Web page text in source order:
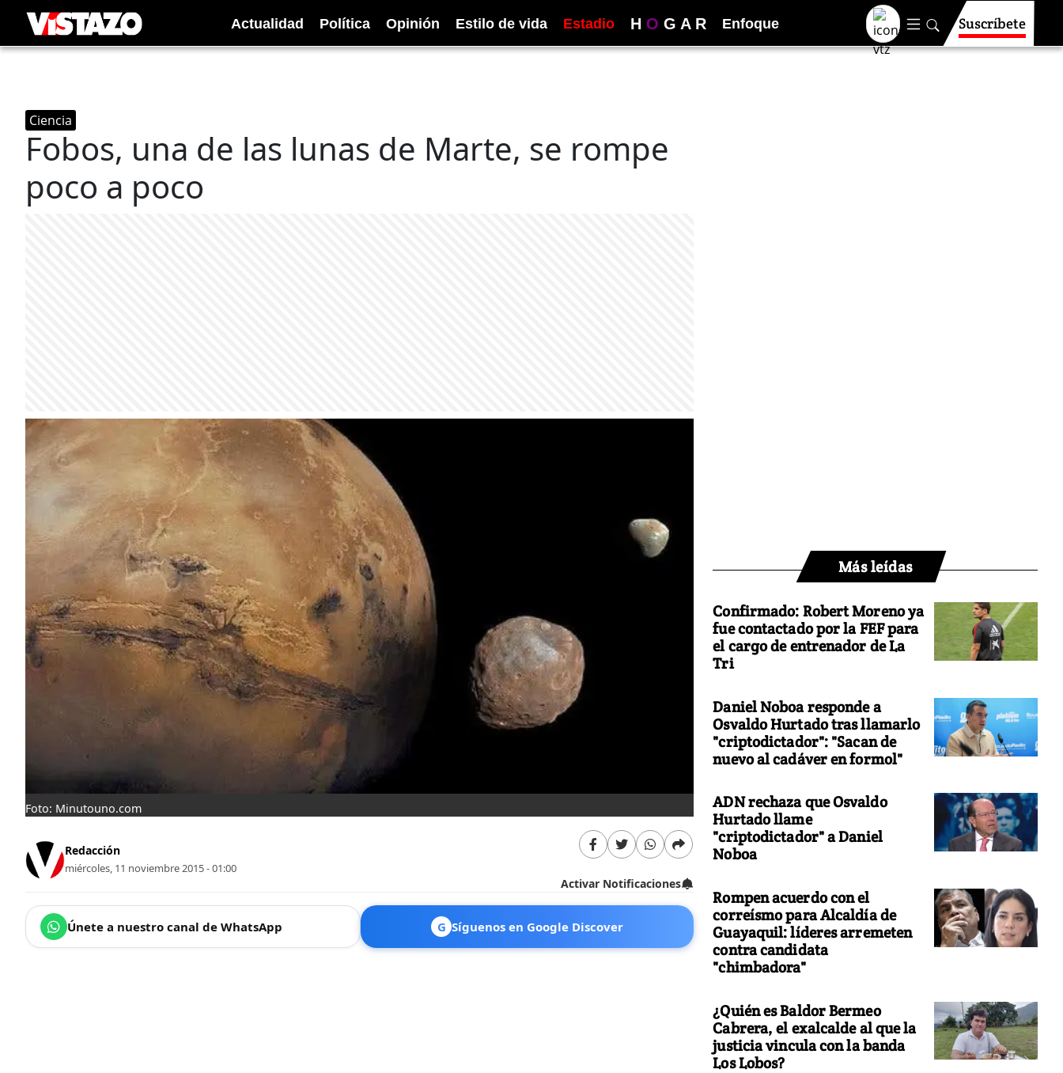
Actualidad Política Opinión Estilo de vida Estadio H O G A R Enfoque Suscríbete
Ciencia
Fobos, una de las lunas de Marte, se rompe
poco a poco
Foto: Minutouno.com
Redacción
miércoles, 11 noviembre 2015 - 01:00
Activar Notificaciones
Únete a nuestro canal de WhatsApp G Síguenos en Google Discover
Más leídas
Confirmado: Robert Moreno ya
fue contactado por la FEF para
el cargo de entrenador de La
Tri
Daniel Noboa responde a
Osvaldo Hurtado tras llamarlo
"criptodictador": "Sacan de
nuevo al cadáver en formol"
ADN rechaza que Osvaldo
Hurtado llame
"criptodictador" a Daniel
Noboa
Rompen acuerdo con el
correísmo para Alcaldía de
Guayaquil: líderes arremeten
contra candidata
"chimbadora"
¿Quién es Baldor Bermeo
Cabrera, el exalcalde al que la
justicia vincula con la banda
Los Lobos?